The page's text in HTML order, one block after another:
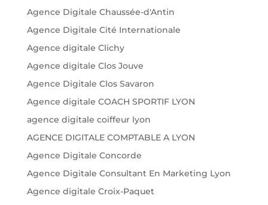
Agence Digitale Chaussée-d'Antin
Agence Digitale Cité Internationale
Agence digitale Clichy
Agence digitale Clos Jouve
Agence Digitale Clos Savaron
Agence digitale COACH SPORTIF LYON
agence digitale coiffeur lyon
AGENCE DIGITALE COMPTABLE A LYON
Agence Digitale Concorde
Agence Digitale Consultant En Marketing Lyon
Agence digitale Croix-Paquet